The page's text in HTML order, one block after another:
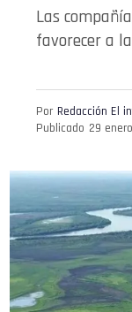
Las
favorecer a
Por Redacción El
Publicado 29